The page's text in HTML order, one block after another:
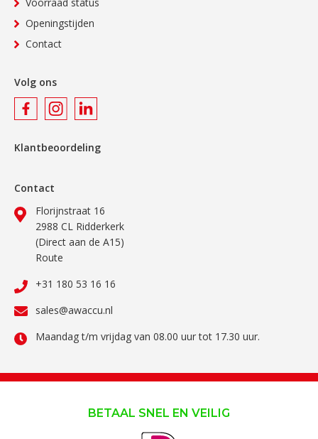
Openingstijden
Contact
Volg ons
Klantbeoordeling
Contact
Florijnstraat 16
2988 CL Ridderkerk
(Direct aan de A15)
Route
+31 180 53 16 16
sales@awaccu.nl
Maandag t/m vrijdag van 08.00 uur tot 17.30 uur.
BETAAL SNEL EN VEILIG